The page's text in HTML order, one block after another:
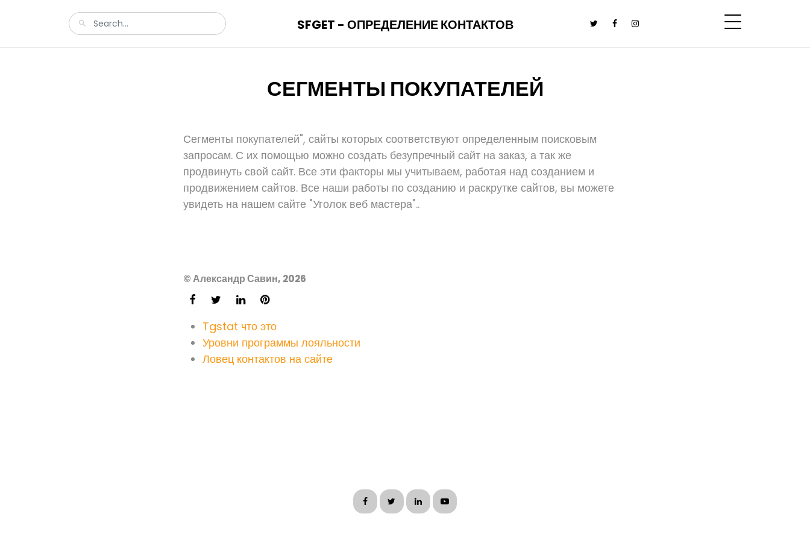
SFGET - ОПРЕДЕЛЕНИЕ КОНТАКТОВ
СЕГМЕНТЫ ПОКУПАТЕЛЕЙ
Сегменты покупателей", сайты которых соответствуют определенным поисковым
запросам. С их помощью можно создать безупречный сайт на заказ, а так же
продвинуть свой сайт. Все эти факторы мы учитываем, работая над созданием и
продвижением сайтов. Все наши работы по созданию и раскрутке сайтов, вы можете
увидеть на нашем сайте "Уголок веб мастера"..
© Александр Савин, 2026
Tgstat что это
Уровни программы лояльности
Ловец контактов на сайте